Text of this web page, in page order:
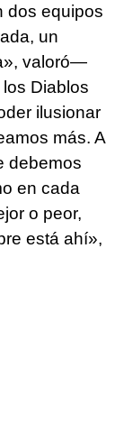
dos equipos
un
valoró—
Diablos
ilusionar
más. A
debemos
en cada
o peor,
está ahí»,